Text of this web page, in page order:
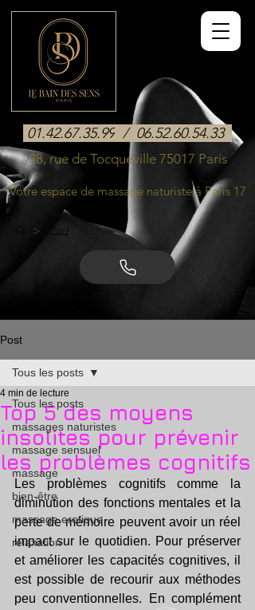
01.42.67.35.99 / 06.52.60.54.33
> Post
38, rue de Tocqueville 75017 Paris
Votre espace de massage naturiste à Paris 17
Post
Tous les posts
massages naturistes
massage sensuel
massage
bien-être
massage erotique
relaxation
Tous les posts
Top 5 des moyens
insolites pour prévenir
les problèmes cognitifs
4 min de lecture
Les problèmes cognitifs comme la
diminution des fonctions mentales et la
perte de mémoire peuvent avoir un réel
impact sur le quotidien. Pour préserver
et améliorer les capacités cognitives, il
est possible de recourir aux méthodes
peu conventionnelles. En complément